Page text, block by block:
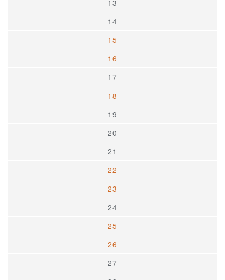
13
14
15
16
17
18
19
20
21
22
23
24
25
26
27